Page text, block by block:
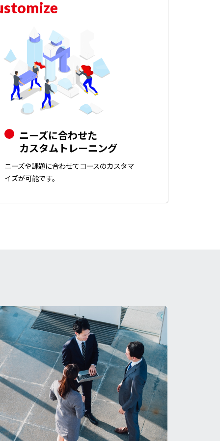
ニーズに合わせた
カスタムトレーニング
ニーズや課題に合わせてコースのカスタマ
イズが可能です。